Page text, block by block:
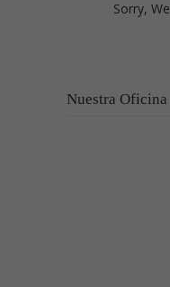
Sorry,
Nuestra Oficina